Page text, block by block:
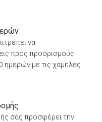
να
προς προορισμούς
ημερών με τις χαμηλές
σάς προσφέρει την